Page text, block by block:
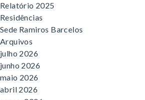
Relatório 2025
Residências
Sede Ramiros Barcelos
Arquivos
julho 2026
junho 2026
maio 2026
abril 2026